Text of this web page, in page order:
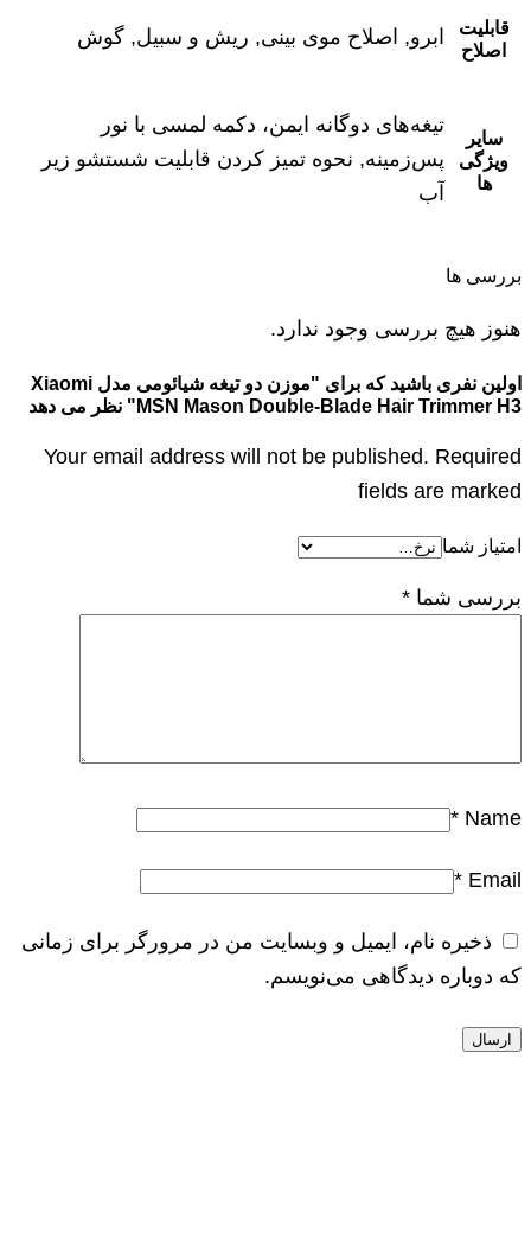
قابلیت
اصلاح
ابرو, اصلاح موی بینی, ریش و سبیل, گوش
سایر
ویژگی
ها
تیغه‌های دوگانه ایمن، دکمه لمسی با نور
پس‌زمینه, نحوه تمیز کردن قابلیت شستشو زیر
آب
بررسی ها
هنوز هیچ بررسی وجود ندارد.
اولین نفری باشید که برای "موزن دو تیغه شیائومی مدل Xiaomi
MSN Mason Double-Blade Hair Trimmer H3" نظر می دهد
Your email address will not be published. Required
fields are marked
امتیاز شما
بررسی شما *
Name
*
Email
*
ذخیره نام، ایمیل و وبسایت من در مرورگر برای زمانی
که دوباره دیدگاهی می‌نویسم.